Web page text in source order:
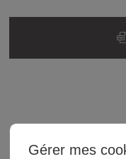
Gérer mes